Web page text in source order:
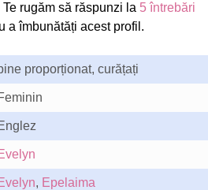
rugăm să răspunzi la 5 întrebări
a îmbunătăți acest profil.
proporționat, curățați
Evelyn, Epelaima